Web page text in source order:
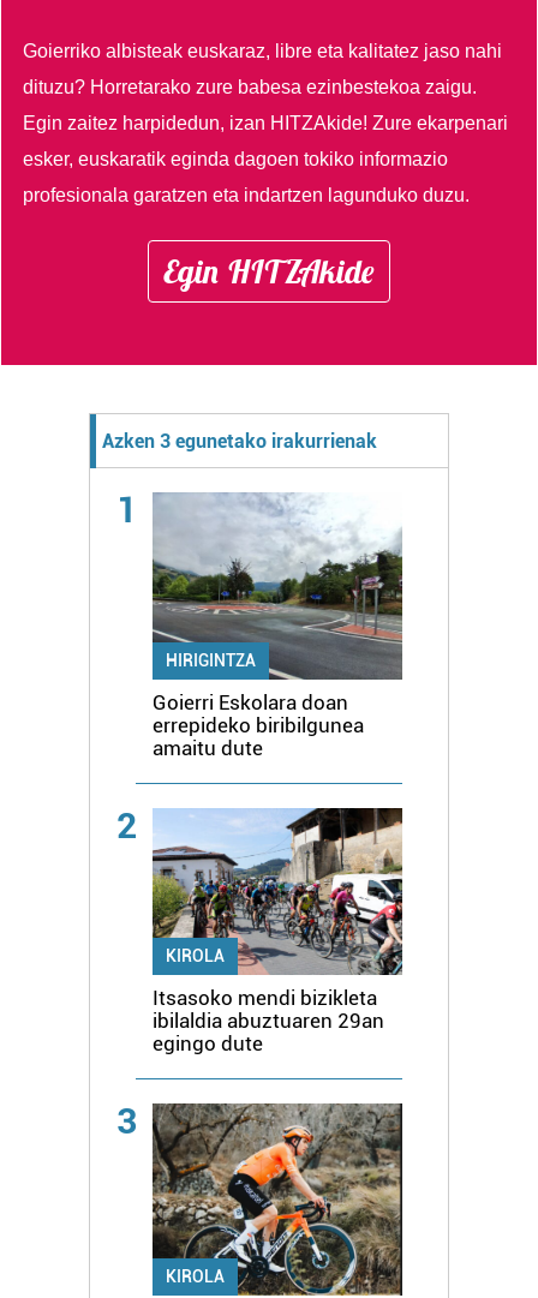
Goierriko albisteak euskaraz, libre eta kalitatez jaso nahi
dituzu? Horretarako zure babesa ezinbestekoa zaigu.
Egin zaitez harpidedun, izan HITZAkide!Zure ekarpenari
esker, euskaratik eginda dagoen tokiko informazio
profesionala garatzen eta indartzen lagunduko duzu.
Egin HITZAkide
Azken 3 egunetako irakurrienak
1
HIRIGINTZA
Goierri Eskolara doan
errepideko biribilgunea
amaitu dute
2
KIROLA
Itsasoko mendi bizikleta
ibilaldia abuztuaren 29an
egingo dute
3
KIROLA